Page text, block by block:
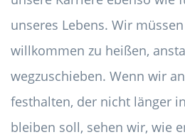
unseres Lebens. Wir
willkommen zu heißen,
wegzuschieben. Wenn wir
festhalten, der nicht länger
bleiben soll, sehen wir, wie